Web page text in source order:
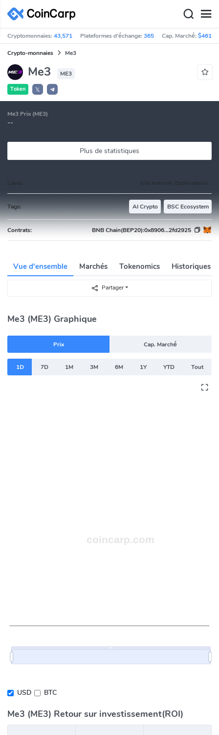
Cryptomonnaies:43,571 Plateformes d'échange:365 Cap. Marché:
Crypto-monnaies Me3
Me3 ME3
Token 𝕏
Me3 Prix (ME3)
--
Plus de statistiques
Tags: AI Crypto BSC Ecosystem
Contrats: BNB Chain(BEP20):0x8906...2fd2925
Vue d'ensemble Marchés Tokenomics Historiques
Partager
Me3 (ME3) Graphique
Prix Cap. Marché
1D 7D 1M 3M 6M 1Y YTD Tout
USD BTC
Me3 (ME3) Retour sur investissement(ROI)